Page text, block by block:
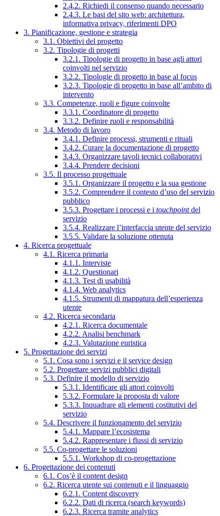
2.4.2. Richiedi il consenso quando necessario
2.4.3. Le basi del sito web: architettura,
informativa privacy, riferimenti DPO
3. Pianificazione, gestione e strategia
3.1. Obiettivi del progetto
3.2. Tipologie di progetti
3.2.1. Tipologie di progetto in base agli attori
coinvolti nel servizio
3.2.2. Tipologie di progetto in base al focus
3.2.3. Tipologie di progetto in base all’ambito di
intervento
3.3. Competenze, ruoli e figure coinvolte
3.3.1. Coordinatore di progetto
3.3.2. Definire ruoli e responsabilità
3.4. Metodo di lavoro
3.4.1. Definire processi, strumenti e rituali
3.4.2. Curare la documentazione di progetto
3.4.3. Organizzare tavoli tecnici collaborativi
3.4.4. Prendere decisioni
3.5. Il processo progettuale
3.5.1. Organizzare il progetto e la sua gestione
3.5.2. Comprendere il contesto d’uso del servizio
pubblico
3.5.3. Progettare i processi e i touchpointdel
servizio
3.5.4. Realizzare l’interfaccia utente del servizio
3.5.5. Validare la soluzione ottenuta
4. Ricerca progettuale
4.1. Ricerca primaria
4.1.1. Interviste
4.1.2. Questionari
4.1.3. Test di usabilità
4.1.4. Web analytics
4.1.5. Strumenti di mappatura dell’esperienza
utente
4.2. Ricerca secondaria
4.2.1. Ricerca documentale
4.2.2. Analisi benchmark
4.2.3. Valutazione euristica
5. Progettazione dei servizi
5.1. Cosa sono i servizi e il service design
5.2. Progettare servizi pubblici digitali
5.3. Definire il modello di servizio
5.3.1. Identificare gli attori coinvolti
5.3.2. Formulare la proposta di valore
5.3.3. Inquadrare gli elementi costitutivi del
servizio
5.4. Descrivere il funzionamento del servizio
5.4.1. Mappare l’ecosistema
5.4.2. Rappresentare i flussi di servizio
5.5. Co-progettare le soluzioni
5.5.1. Workshop di co-progettazione
6. Progettazione dei contenuti
6.1. Cos’è il content design
6.2. Ricerca utente sui contenuti e il linguaggio
6.2.1. Content discovery
6.2.2. Dati di ricerca (search keywords)
6.2.3. Ricerca tramite analytics